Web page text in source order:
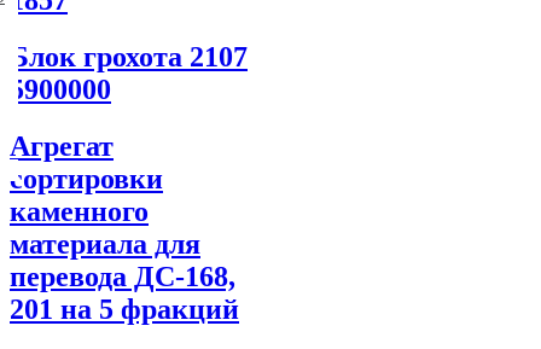
Блок грохота 2107
5900000
Агрегат
сортировки
каменного
материала для
перевода ДС-168,
201 на 5 фракций